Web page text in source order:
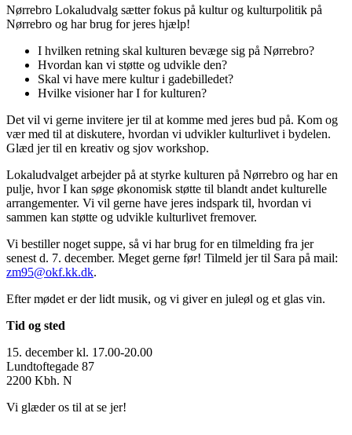
Nørrebro Lokaludvalg sætter fokus på kultur og kulturpolitik på
Nørrebro og har brug for jeres hjælp!
I hvilken retning skal kulturen bevæge sig på Nørrebro?
Hvordan kan vi støtte og udvikle den?
Skal vi have mere kultur i gadebilledet?
Hvilke visioner har I for kulturen?
Det vil vi gerne invitere jer til at komme med jeres bud på. Kom og
vær med til at diskutere, hvordan vi udvikler kulturlivet i bydelen.
Glæd jer til en kreativ og sjov workshop.
Lokaludvalget arbejder på at styrke kulturen på Nørrebro og har en
pulje, hvor I kan søge økonomisk støtte til blandt andet kulturelle
arrangementer. Vi vil gerne have jeres indspark til, hvordan vi
sammen kan støtte og udvikle kulturlivet fremover.
Vi bestiller noget suppe, så vi har brug for en tilmelding fra jer
senest d. 7. december. Meget gerne før! Tilmeld jer til Sara på mail:
zm95@okf.kk.dk.
Efter mødet er der lidt musik, og vi giver en juleøl og et glas vin.
Tid og sted
15. december kl. 17.00-20.00
Lundtoftegade 87
2200 Kbh. N
Vi glæder os til at se jer!